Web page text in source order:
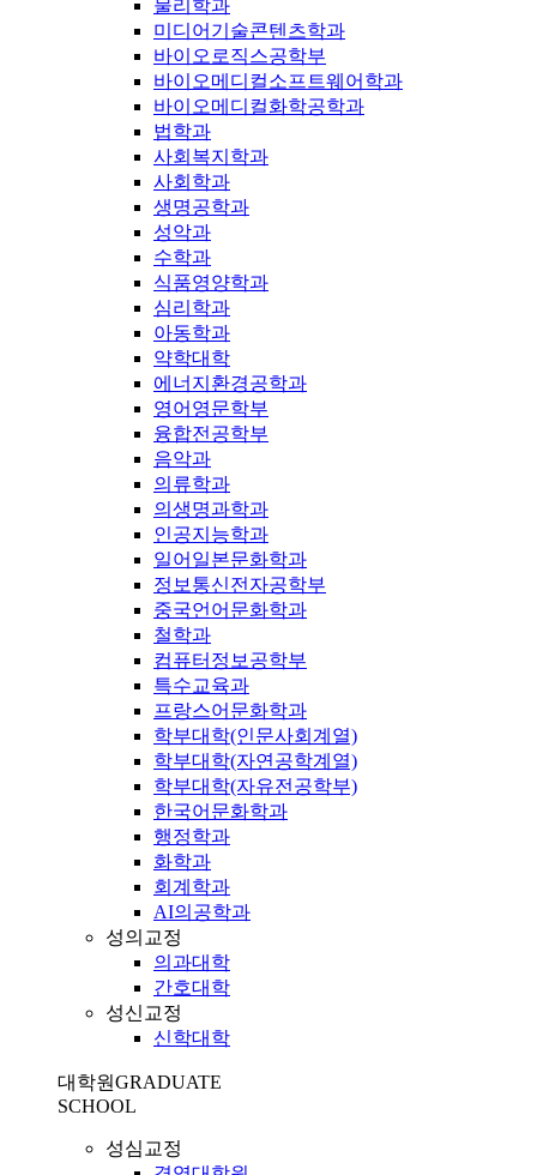
물리학과
미디어기술콘텐츠학과
바이오로직스공학부
바이오메디컬소프트웨어학과
바이오메디컬화학공학과
법학과
사회복지학과
사회학과
생명공학과
성악과
수학과
식품영양학과
심리학과
아동학과
약학대학
에너지환경공학과
영어영문학부
융합전공학부
음악과
의류학과
의생명과학과
인공지능학과
일어일본문화학과
정보통신전자공학부
중국언어문화학과
철학과
컴퓨터정보공학부
특수교육과
프랑스어문화학과
학부대학(인문사회계열)
학부대학(자연공학계열)
학부대학(자유전공학부)
한국어문화학과
행정학과
화학과
회계학과
AI의공학과
성의교정
의과대학
간호대학
성신교정
신학대학
대학원GRADUATE
SCHOOL
성심교정